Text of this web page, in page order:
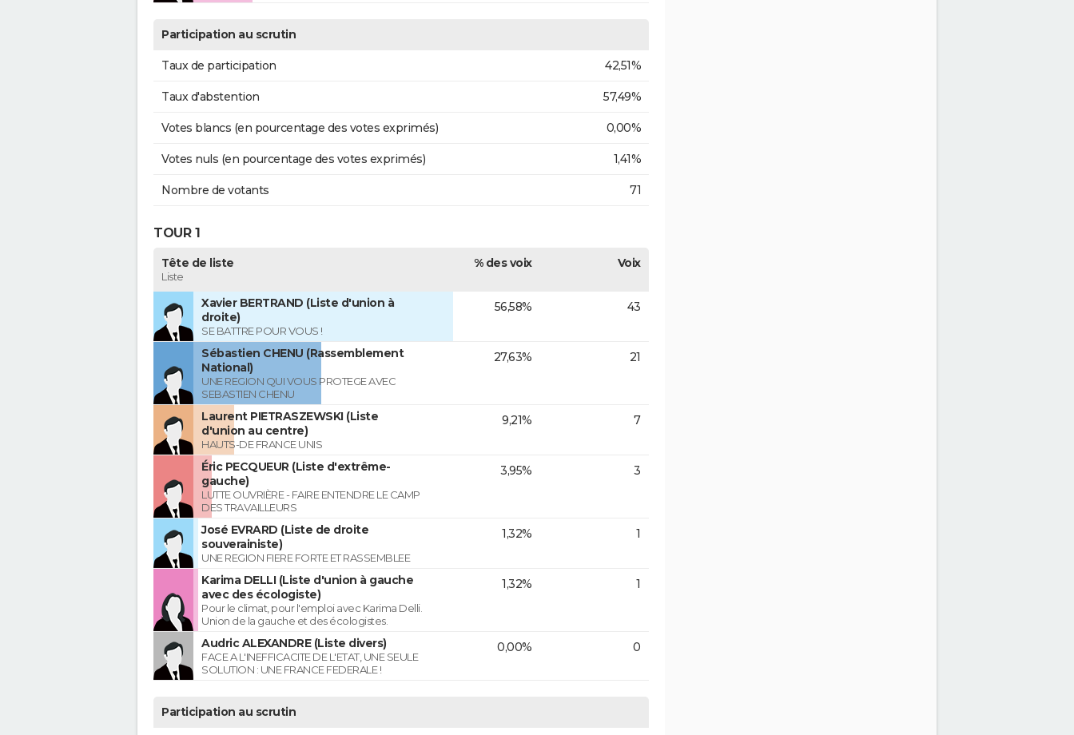
Participation au scrutin
Taux de participation 42,51%
Taux d'abstention 57,49%
Votes blancs (en pourcentage des votes exprimés) 0,00%
Votes nuls (en pourcentage des votes exprimés) 1,41%
Nombre de votants 71
TOUR 1
Tête de liste
Liste
% des voix Voix
Xavier BERTRAND (Liste d'union à
droite)
SE BATTRE POUR VOUS !
56,58% 43
Sébastien CHENU (Rassemblement
National)
UNE REGION QUI VOUS PROTEGE AVEC
SEBASTIEN CHENU
27,63% 21
Laurent PIETRASZEWSKI (Liste
d'union au centre)
HAUTS-DE FRANCE UNIS
9,21% 7
Éric PECQUEUR (Liste d'extrême-
gauche)
LUTTE OUVRIÈRE - FAIRE ENTENDRE LE CAMP
DES TRAVAILLEURS
3,95% 3
José EVRARD (Liste de droite
souverainiste)
UNE REGION FIERE FORTE ET RASSEMBLEE
1,32% 1
Karima DELLI (Liste d'union à gauche
avec des écologiste)
Pour le climat, pour l'emploi avec Karima Delli.
Union de la gauche et des écologistes.
1,32% 1
Audric ALEXANDRE (Liste divers)
FACE A L'INEFFICACITE DE L'ETAT, UNE SEULE
SOLUTION : UNE FRANCE FEDERALE !
0,00% 0
Participation au scrutin